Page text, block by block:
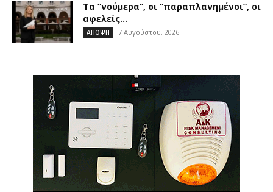
Τα “νούμερα”, οι “παραπλανημένοι”, οι
αφελείς…
ΑΠΟΨΗ 7 Αυγούστου, 2026